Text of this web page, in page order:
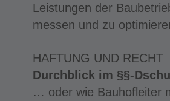
Leistungen der
messen und zu
HAFTUNG UND RECHT
Durchblick im §§-
… oder wie Bauhofleiter